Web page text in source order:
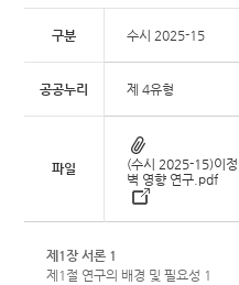
구분 수시 2025-15
공공누리 제 4유형
파일
(수시 2025-15)이정
벽 영향 연구.pdf
제1장 서론 1
제1절 연구의 배경 및 필요성 1